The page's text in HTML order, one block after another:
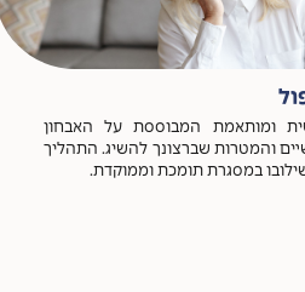
ומותאמת המבוססת על האבחון
והמטרות שברצונך להשיג. התהליך
במסגרת תומכת וממוקדת.